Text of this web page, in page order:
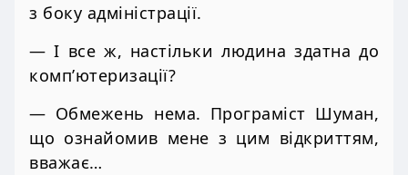
з боку адміністрації.
— І все ж, настільки людина здатна до
комп’ютеризації?
— Обмежень нема. Програміст Шуман,
що ознайомив мене з цим відкриттям,
вважає…